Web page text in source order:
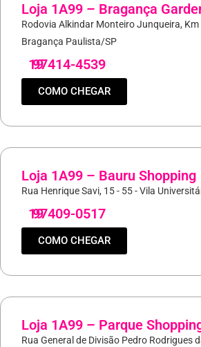
Loja 1A99 – Bragança
Rodovia Alkindar Monteiro Junqueira,
Bragança Paulista/SP
19
97414-4539
COMO CHEGAR
Loja 1A99 – Bauru Shopping
Rua Henrique Savi, 15 - 55 - Vila
19
97409-0517
COMO CHEGAR
Loja 1A99 – Parque
Rua General de Divisão Pedro Rodrigues